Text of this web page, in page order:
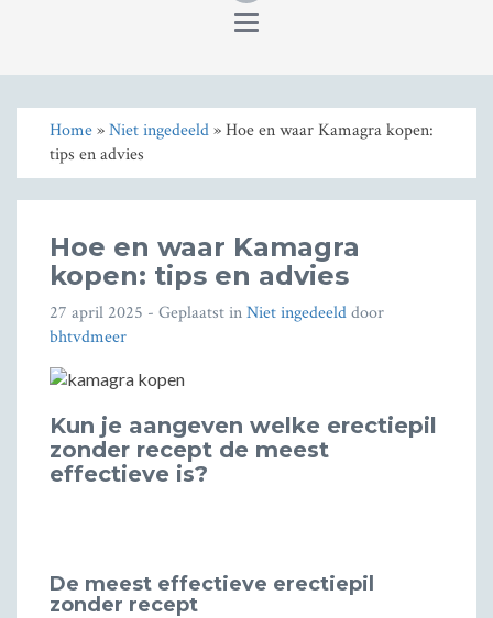
Toggle
Home»Niet ingedeeld» Hoe en waar Kamagra kopen:
tips en advies
Hoe en waar Kamagra
kopen: tips en advies
27 april 2025 - Geplaatst inNiet ingedeelddoor
bhtvdmeer
Kun je aangeven welke erectiepil
zonder recept de meest
effectieve is?
De meest effectieve erectiepil
zonder recept